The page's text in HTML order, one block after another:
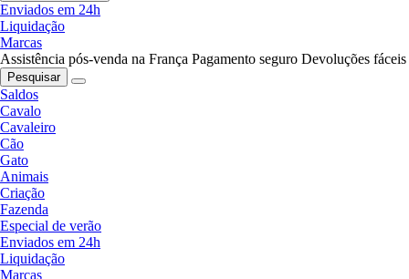
Enviados em 24h
Liquidação
Marcas
Assistência pós-venda na França Pagamento seguro Devoluções fáceis
Pesquisar
Saldos
Cavalo
Cavaleiro
Cão
Gato
Animais
Criação
Fazenda
Especial de verão
Enviados em 24h
Liquidação
Marcas